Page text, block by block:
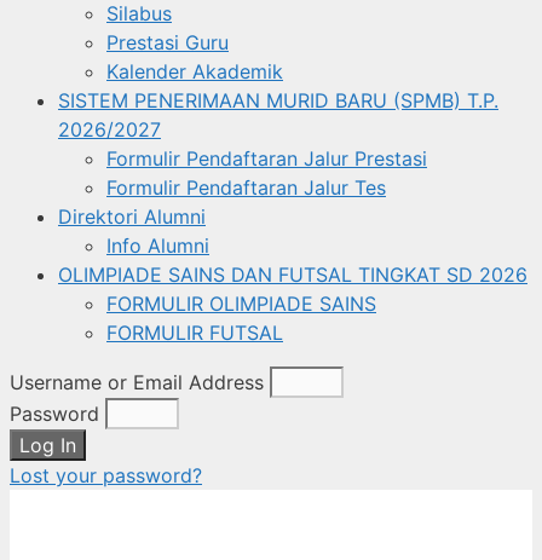
Silabus
Prestasi Guru
Kalender Akademik
SISTEM PENERIMAAN MURID BARU (SPMB) T.P.
2026/2027
Formulir Pendaftaran Jalur Prestasi
Formulir Pendaftaran Jalur Tes
Direktori Alumni
Info Alumni
OLIMPIADE SAINS DAN FUTSAL TINGKAT SD 2026
FORMULIR OLIMPIADE SAINS
FORMULIR FUTSAL
Username or Email Address
Password
Log In
Lost your password?